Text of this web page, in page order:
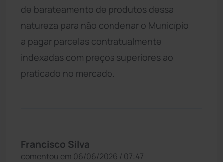
de barateamento de produtos dessa
natureza para não condenar o Município
a pagar parcelas contratualmente
indexadas com preços superiores ao
praticado no mercado.
Francisco Silva
comentou em 06/06/2026 / 07:47